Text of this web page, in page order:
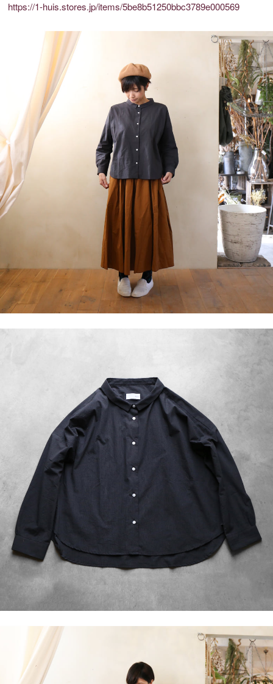
https://1-huis.stores.jp/items/5be8b51250bbc3789e000569